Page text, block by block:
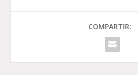
COMPARTIR: